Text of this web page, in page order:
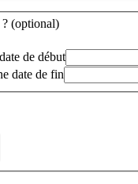
(optional)
de début
date de fin